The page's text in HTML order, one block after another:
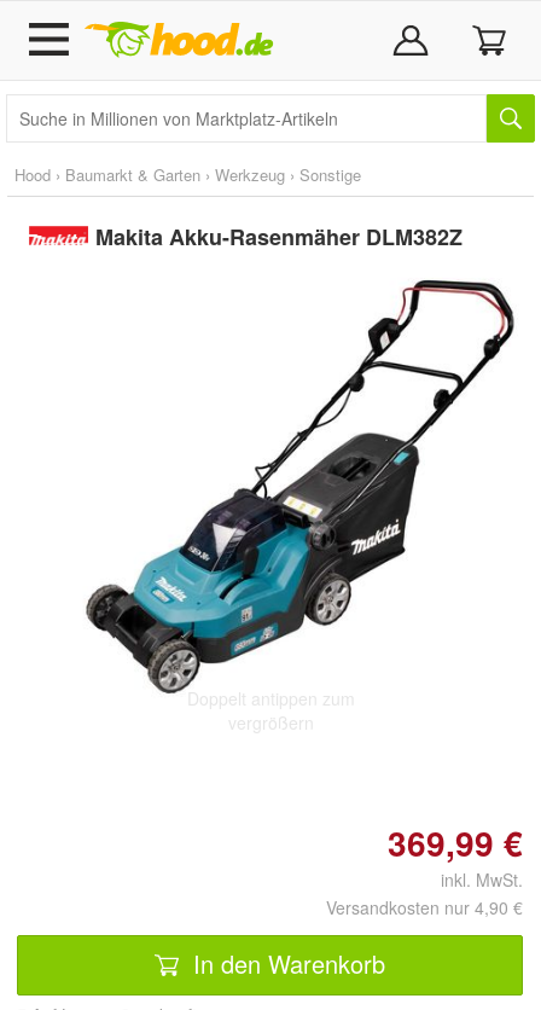
Hood › Baumarkt & Garten › Werkzeug › Sonstige
Makita Akku-Rasenmäher DLM382Z
Doppelt antippen zum
vergrößern
369,99 €
inkl. MwSt.
Versandkosten nur 4,90 €
In den Warenkorb